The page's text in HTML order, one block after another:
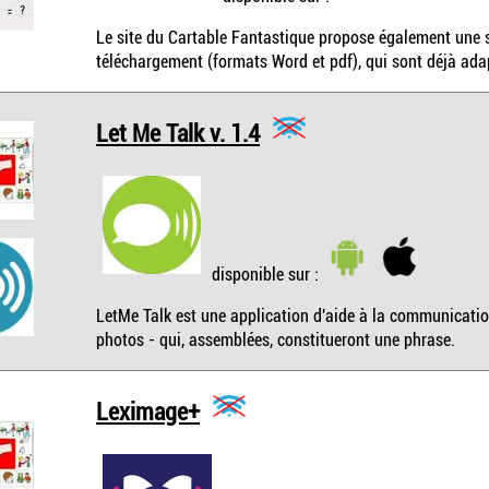
Le site du Cartable Fantastique propose également
téléchargement (formats Word et pdf), qui sont déjà
Let Me Talk v. 1.4
disponible sur :
LetMe Talk est une application d'aide à la
photos - qui, assemblées, constitueront une phrase.
Leximage+